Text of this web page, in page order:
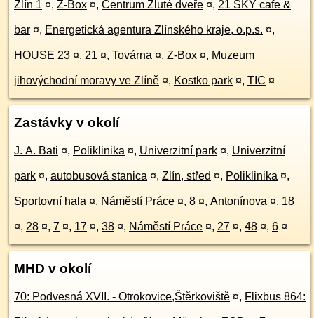
Zlín 1 ¤, Z-Box ¤, Centrum Žluté dveře ¤, 21 SKY cafe &
bar ¤, Energetická agentura Zlínského kraje, o.p.s. ¤,
HOUSE 23 ¤, 21 ¤, Továrna ¤, Z-Box ¤, Muzeum
jihovýchodní moravy ve Zlíně ¤, Kostko park ¤, TIC ¤
Zastávky v okolí
J. A. Bati ¤, Poliklinika ¤, Univerzitní park ¤, Univerzitní
park ¤, autobusová stanica ¤, Zlín, střed ¤, Poliklinika ¤,
Sportovní hala ¤, Náměstí Práce ¤, 8 ¤, Antonínova ¤, 18
¤, 28 ¤, 7 ¤, 17 ¤, 38 ¤, Náměstí Práce ¤, 27 ¤, 48 ¤, 6 ¤
MHD v okolí
70: Podvesná XVII. - Otrokovice,Štěrkoviště ¤, Flixbus 864: